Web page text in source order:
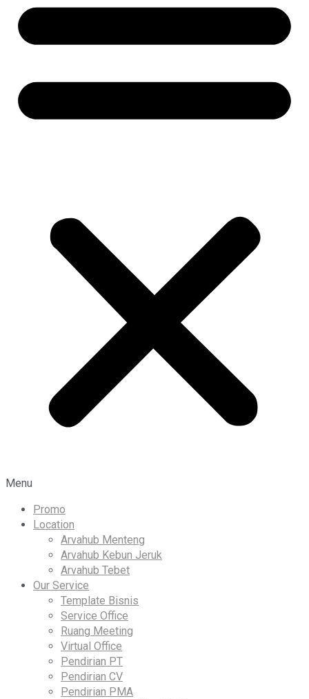
Menu
Promo
Location
Arvahub Menteng
Arvahub Kebun Jeruk
Arvahub Tebet
Our Service
Template Bisnis
Service Office
Ruang Meeting
Virtual Office
Pendirian PT
Pendirian CV
Pendirian PMA